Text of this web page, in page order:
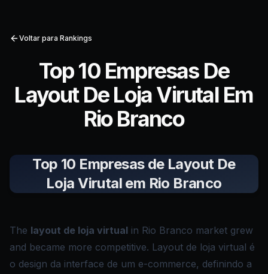
Voltar para Rankings
Top 10 Empresas De
Layout De Loja Virutal Em
Rio Branco
Top 10 Empresas de Layout De
Loja Virutal em Rio Branco
The layout de loja virtual in Rio Branco market grew
and became more competitive. Layout de loja virtual é
o design da interface de um e-commerce, definindo a